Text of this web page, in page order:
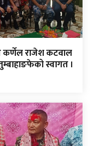
कर्णेल राजेश कटवाल
स्वागत ।